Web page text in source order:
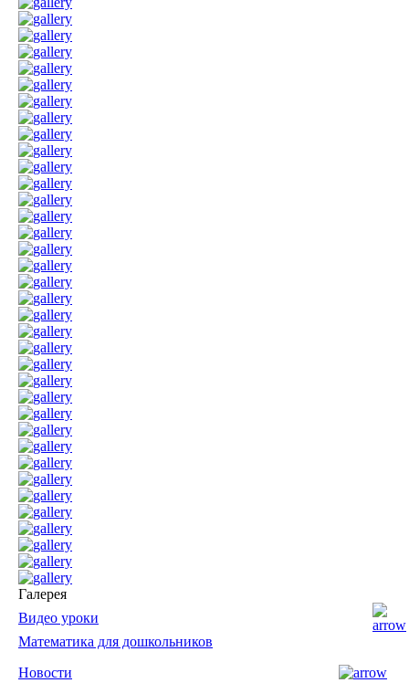
Галерея
Видео уроки
Математика для дошкольников
Новости